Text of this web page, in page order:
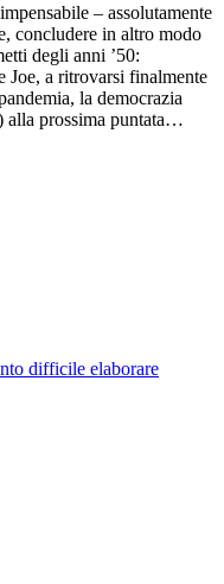
– assolutamente
concludere in altro modo
degli anni ’50:
Joe, a ritrovarsi finalmente
la democrazia
alla prossima puntata…
difficile elaborare